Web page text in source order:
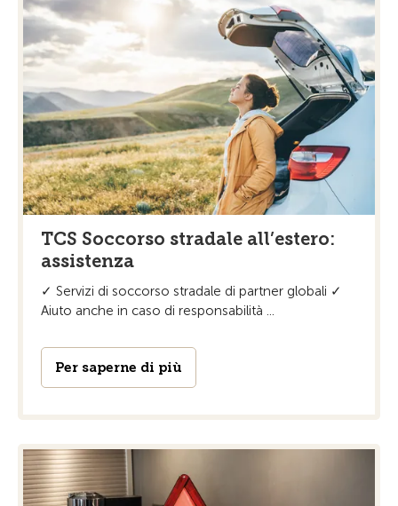
TCS Soccorso stradale all’estero:
assistenza
✓ Servizi di soccorso stradale di partner globali ✓
Aiuto anche in caso di responsabilità ...
Per saperne di più